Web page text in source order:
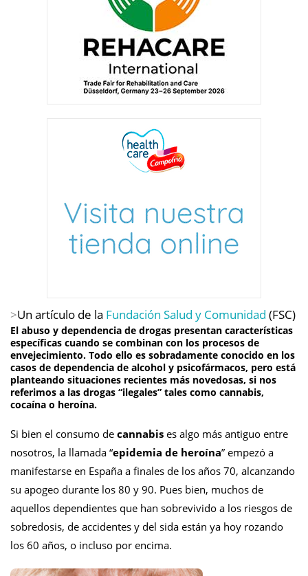
>Un artículo de la Fundación Salud y Comunidad (FSC)
El abuso y dependencia de drogas presentan características
específicas cuando se combinan con los procesos de
envejecimiento. Todo ello es sobradamente conocido en los
casos de dependencia de alcohol y psicofármacos, pero está
planteando situaciones recientes más novedosas, si nos
referimos a las drogas “ilegales” tales como cannabis,
cocaína o heroína.
Si bien el consumo de cannabis es algo más antiguo entre
nosotros, la llamada “epidemia de heroína” empezó a
manifestarse en España a finales de los años 70, alcanzando
su apogeo durante los 80 y 90. Pues bien, muchos de
aquellos dependientes que han sobrevivido a los riesgos de
sobredosis, de accidentes y del sida están ya hoy rozando
los 60 años, o incluso por encima.